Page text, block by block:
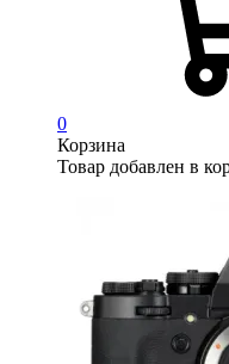
0
Корзина
Товар добавлен в